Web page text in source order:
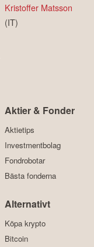
Kristoffer Matsson
(IT)
Aktier & Fonder
Aktietips
Investmentbolag
Fondrobotar
Bästa fonderna
Alternativt
Köpa krypto
Bitcoin